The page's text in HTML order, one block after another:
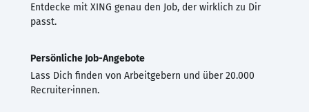
Entdecke mit XING genau den Job, der wirklich zu Dir
passt.
Persönliche Job-Angebote
Lass Dich finden von Arbeitgebern und über 20.000
Recruiter·innen.